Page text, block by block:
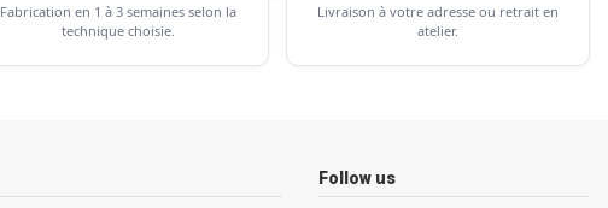
Fabrication en 1 à 3 semaines selon la
technique choisie.
Livraison à votre adresse ou retrait en
atelier.
Follow us